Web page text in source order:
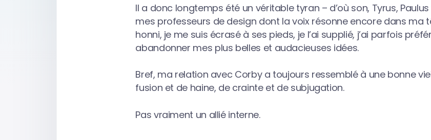
Il a donc longtemps été un véritable tyran – d’où son, Tyrus,
mes professeurs de design dont la voix résonne encore dans ma
honni, je me suis écrasé à ses pieds, je l’ai supplié, j’ai parfois
abandonner mes plus belles et audacieuses idées.
Bref, ma relation avec Corby a toujours ressemblé à une bonne
fusion et de haine, de crainte et de subjugation.
Pas vraiment un allié interne.